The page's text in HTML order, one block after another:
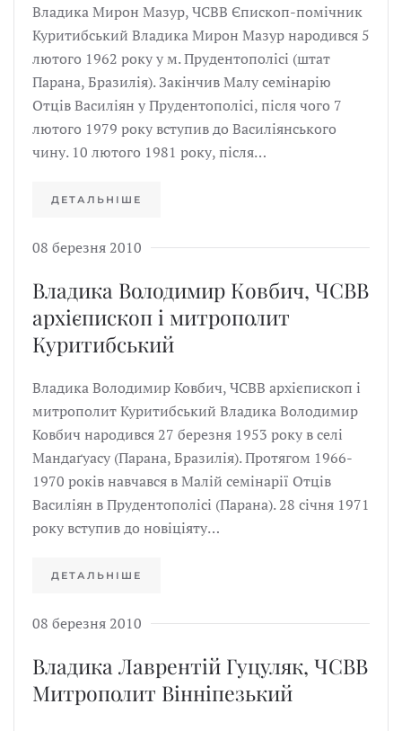
Владика Мирон Мазур, ЧСВВ Єпископ-помічник
Куритибський Владика Мирон Мазур народився 5
лютого 1962 року у м. Прудентополісі (штат
Парана, Бразилія). Закінчив Малу семінарію
Отців Василіян у Прудентополісі, після чого 7
лютого 1979 року вступив до Василіянського
чину. 10 лютого 1981 року, після…
ДЕТАЛЬНІШЕ
08 березня 2010
Владика Володимир Ковбич, ЧСВВ
архієпископ і митрополит
Куритибський
Владика Володимир Ковбич, ЧСВВ архієпископ і
митрополит Куритибський Владика Володимир
Ковбич народився 27 березня 1953 року в селі
Мандаґуасу (Парана, Бразилія). Протягом 1966-
1970 років навчався в Малій семінарії Отців
Василіян в Прудентополісі (Парана). 28 січня 1971
року вступив до новіціяту…
ДЕТАЛЬНІШЕ
08 березня 2010
Владика Лаврентій Гуцуляк, ЧСВВ
Митрополит Вінніпезький